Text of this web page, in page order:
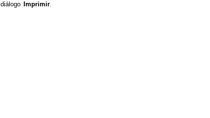
diálogo
Imprimir.